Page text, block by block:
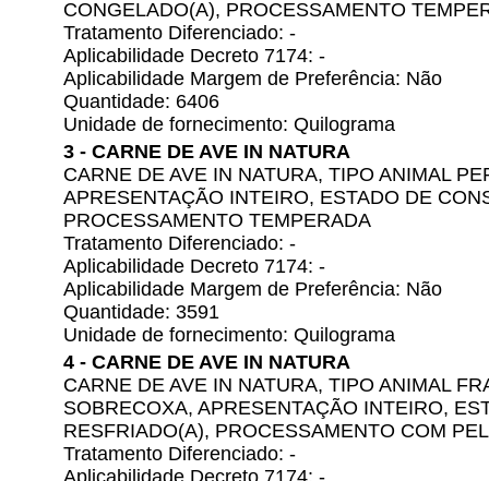
CONGELADO(A), PROCESSAMENTO
Tratamento Diferenciado: -
Aplicabilidade Decreto 7174: -
Aplicabilidade Margem de Preferência: Não
Quantidade: 6406
Unidade de fornecimento: Quilograma
3 - CARNE DE AVE IN NATURA
CARNE DE AVE IN NATURA, TIPO ANIMAL
APRESENTAÇÃO INTEIRO, ESTADO DE
PROCESSAMENTO TEMPERADA
Tratamento Diferenciado: -
Aplicabilidade Decreto 7174: -
Aplicabilidade Margem de Preferência: Não
Quantidade: 3591
Unidade de fornecimento: Quilograma
4 - CARNE DE AVE IN NATURA
CARNE DE AVE IN NATURA, TIPO ANIMAL
SOBRECOXA, APRESENTAÇÃO INTEIRO,
RESFRIADO(A), PROCESSAMENTO COM
Tratamento Diferenciado: -
Aplicabilidade Decreto 7174: -